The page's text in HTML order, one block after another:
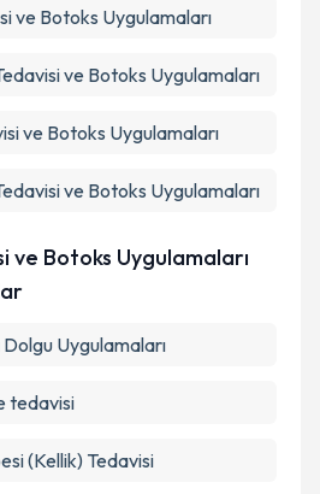
ve Botoks Uygulamaları
Tedavisi ve Botoks Uygulamaları
ve Botoks Uygulamaları
Tedavisi ve Botoks Uygulamaları
ve Botoks Uygulamaları
Dolgu Uygulamaları
tedavisi
(Kellik) Tedavisi